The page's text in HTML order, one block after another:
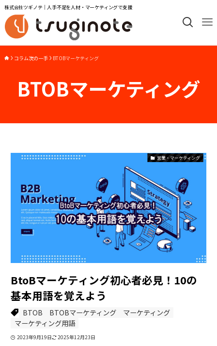
株式会社ツギノテ｜人手不足を人材・マーケティングで支援
コラム次の一手 BTOBマーケティング
BTOBマーケティング
営業・マーケティング
BtoBマーケティング初心者必見！10の
基本用語を覚えよう
BTOB BTOBマーケティング
マーケティング
マーケティング用語
2023年9月19日 2025年12月23日